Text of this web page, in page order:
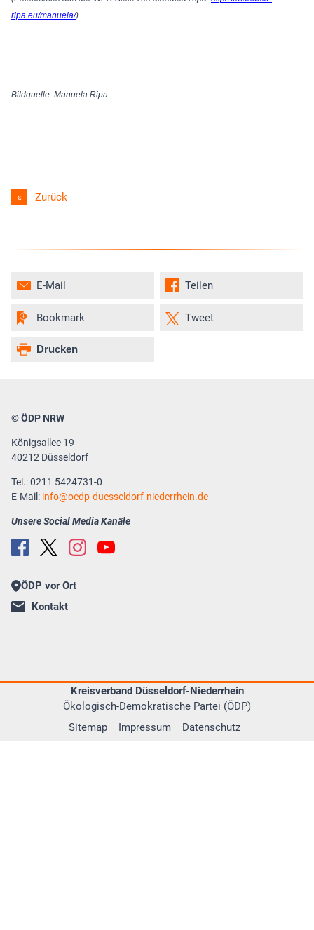
ripa.eu/manuela/)
Bildquelle: Manuela Ripa
Zurück
Teilen
Tweet
E-Mail
Bookmark
Drucken
© ÖDP NRW
Königsallee 19
40212 Düsseldorf
Tel.: 0211 5424731-0
E-Mail: info oedp-duesseldorf-niederrhein.de
Unsere Social Media Kanäle
ÖDP vor Ort
Kontakt
Kreisverband Düsseldorf-Niederrhein
Ökologisch-Demokratische Partei (ÖDP)
Sitemap
Impressum Datenschutz